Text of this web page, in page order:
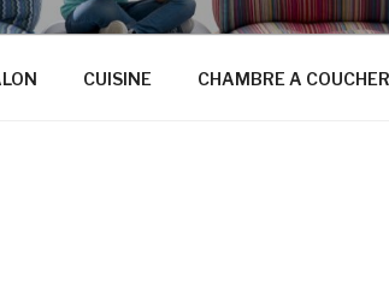
CUISINE CHAMBRE A COUCHER